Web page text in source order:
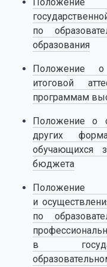
по
образования
Положение о
итоговой
программам
Положение о
других
обучающихся
бюджета
Положение
и
по
в